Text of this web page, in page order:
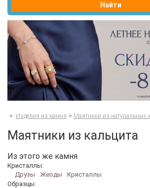
Найти
> Изделия из камня > Маятники из натуральных
Маятники из кальцита
Из этого же камня
Кристаллы:
Друзы
Жеоды
Кристаллы
Образцы: